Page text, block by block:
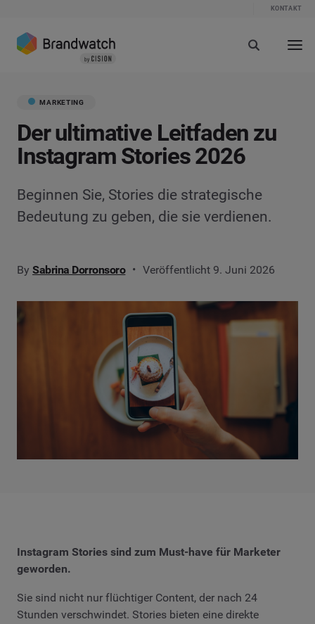
KONTAKT
MARKETING
Der ultimative Leitfaden zu
Instagram Stories 2026
Beginnen Sie, Stories die strategische
Bedeutung zu geben, die sie verdienen.
By Sabrina Dorronsoro Veröffentlicht 9. Juni 2026
Instagram Stories sind zum Must-have für Marketer
geworden.
Sie sind nicht nur flüchtiger Content, der nach 24
Stunden verschwindet. Stories bieten eine direkte